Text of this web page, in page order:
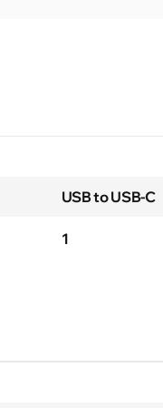
USB to USB-C
1